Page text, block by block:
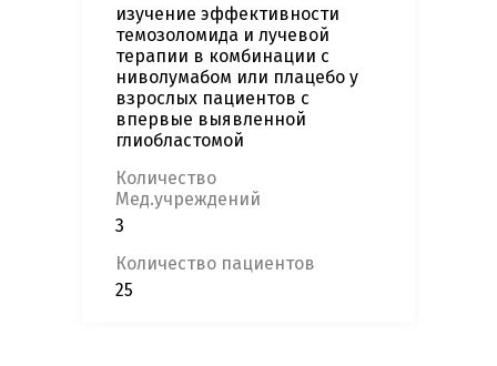
изучение эффективности
темозоломида и лучевой
терапии в комбинации с
ниволумабом или плацебо у
взрослых пациентов с
впервые выявленной
глиобластомой
Количество
Мед.учреждений
3
Количество пациентов
25